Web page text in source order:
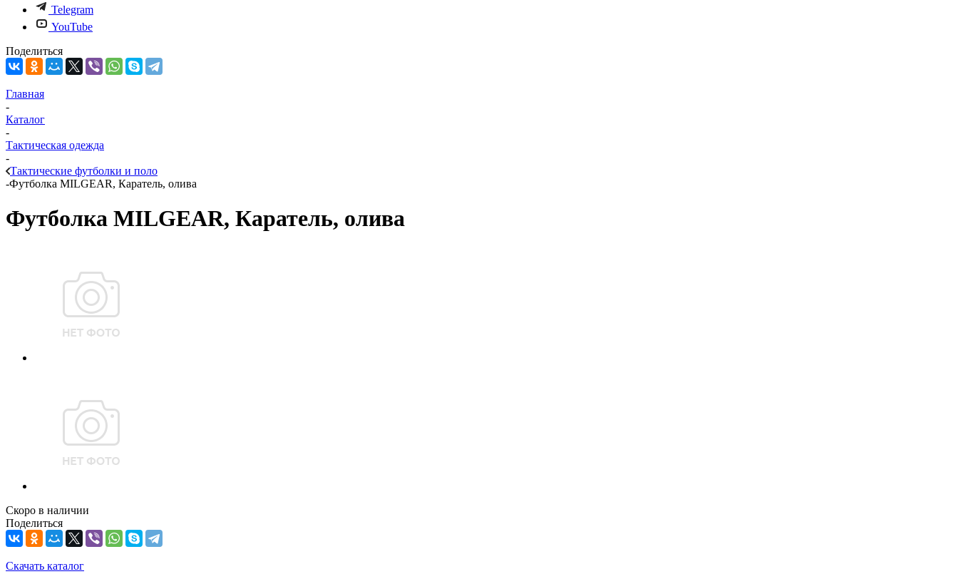
Telegram
YouTube
Поделиться
Главная
-
Каталог
-
Тактическая одежда
-
Тактические футболки и поло
-Футболка MILGEAR, Каратель, олива
Футболка MILGEAR, Каратель, олива
Скоро в наличии
Поделиться
Скачать каталог